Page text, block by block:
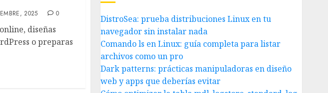
2025 0
diseñas
o preparas
DistroSea: prueba distribuciones Linux en tu
navegador sin instalar nada
Comando ls en Linux: guía completa para listar
archivos como un pro
Dark patterns: prácticas manipuladoras en diseño
web y apps que deberías evitar